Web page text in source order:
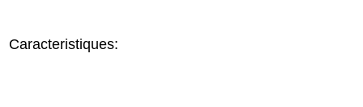
Caracteristiques: